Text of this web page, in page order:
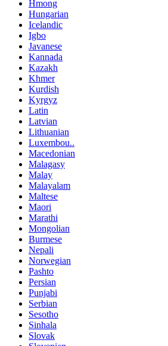
Hmong
Hungarian
Icelandic
Igbo
Javanese
Kannada
Kazakh
Khmer
Kurdish
Kyrgyz
Latin
Latvian
Lithuanian
Luxembou..
Macedonian
Malagasy
Malay
Malayalam
Maltese
Maori
Marathi
Mongolian
Burmese
Nepali
Norwegian
Pashto
Persian
Punjabi
Serbian
Sesotho
Sinhala
Slovak